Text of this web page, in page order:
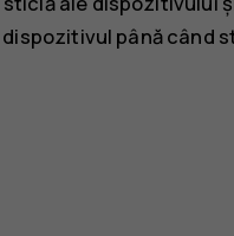
până când